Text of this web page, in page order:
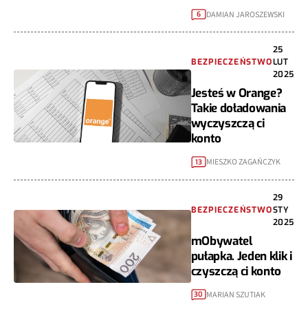
6 DAMIAN JAROSZEWSKI
BEZPIECZEŃSTWO
25
LUT
2025
Jesteś w Orange?
Takie doładowania
wyczyszczą ci
konto
13 MIESZKO ZAGAŃCZYK
BEZPIECZEŃSTWO
29
STY
2025
mObywatel
pułapka. Jeden klik i
czyszczą ci konto
30 MARIAN SZUTIAK